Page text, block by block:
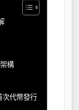
構
次代幣發行